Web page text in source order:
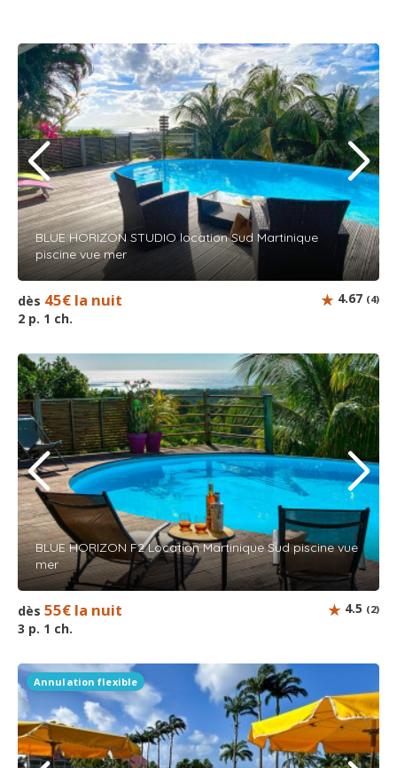
BLUE HORIZON STUDIO location Sud Martinique
piscine vue mer
dès 45€ la nuit
2 p. 1 ch.
4.67 (4)
BLUE HORIZON F2 Location Martinique Sud piscine vue
mer
dès 55€ la nuit
3 p. 1 ch.
4.5 (2)
Annulation flexible